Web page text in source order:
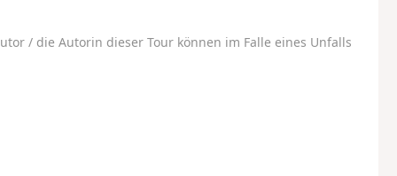
/ die Autorin dieser Tour können im Falle eines Unfalls